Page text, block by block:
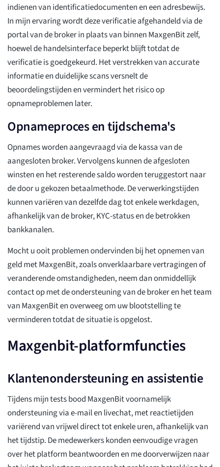
indienen van identificatiedocumenten en een adresbewijs.
In mijn ervaring wordt deze verificatie afgehandeld via de
portal van de broker in plaats van binnen MaxgenBit zelf,
hoewel de handelsinterface beperkt blijft totdat de
verificatie is goedgekeurd. Het verstrekken van accurate
informatie en duidelijke scans versnelt de
beoordelingstijden en vermindert het risico op
opnameproblemen later.
Opnameproces en tijdschema's
Opnames worden aangevraagd via de kassa van de
aangesloten broker. Vervolgens kunnen de afgesloten
winsten en het resterende saldo worden teruggestort naar
de door u gekozen betaalmethode. De verwerkingstijden
kunnen variëren van dezelfde dag tot enkele werkdagen,
afhankelijk van de broker, KYC-status en de betrokken
bankkanalen.
Mocht u ooit problemen ondervinden bij het opnemen van
geld met MaxgenBit, zoals onverklaarbare vertragingen of
veranderende omstandigheden, neem dan onmiddellijk
contact op met de ondersteuning van de broker en het team
van MaxgenBit en overweeg om uw blootstelling te
verminderen totdat de situatie is opgelost.
Maxgenbit-platformfuncties
Klantenondersteuning en assistentie
Tijdens mijn tests bood MaxgenBit voornamelijk
ondersteuning via e-mail en livechat, met reactietijden
variërend van vrijwel direct tot enkele uren, afhankelijk van
het tijdstip. De medewerkers konden eenvoudige vragen
over het platform beantwoorden en me doorverwijzen naar